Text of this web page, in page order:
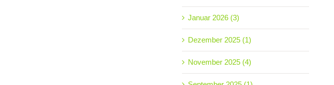
Januar 2026 (3)
Dezember 2025 (1)
November 2025 (4)